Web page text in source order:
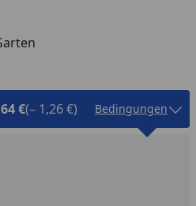
€(– 1,26 €) Bedingungen
verringern
manuell eingeben
um eins erhöhen